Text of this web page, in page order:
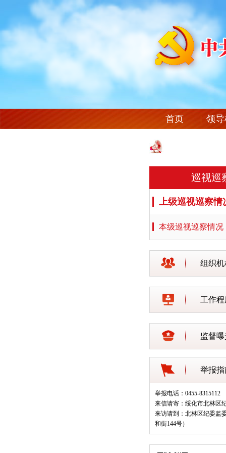
首页 领
巡视巡
上级巡视巡察情
本级巡视巡察情况
组织机
工作
监督
举报指
举报电话：0455-8315112
来信请寄：绥化市北林区
来访请到：北林区纪委监
和街144号）